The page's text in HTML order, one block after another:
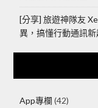
[分享] 旅遊神隊友
異，搞懂行動通訊新
App專欄 (42)